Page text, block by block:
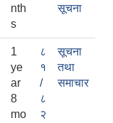
nth
s
सूचना
1
ye
ar
8
mo
८
१
/
८
२
सूचना
तथा
समाचार